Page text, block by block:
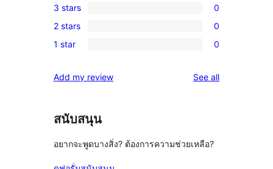
star
reviews
4-
star
reviews
0
3-
star
3 stars 0
0
2-
reviews
2 stars 0
0
star
1 star 0
Add my review See allreviews
สนับสนุน
อยากจะพูดบางสิ่ง? ต้องการความช่วยเหลือ?